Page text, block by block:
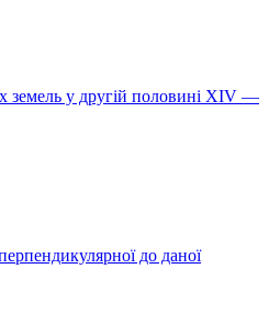
земель у другій половині XIV —
до даної